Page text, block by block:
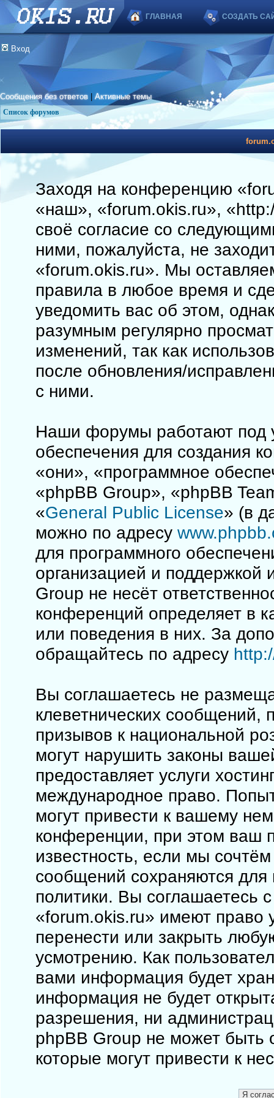
ГЛАВНАЯ СОЗДАТЬ
Вход
Сообщения без ответов |Активные темы
Список форумов
Заходя на конференцию
«наш», «forum.okis.ru»,
своё согласие со
ними, пожалуйста, не
«forum.okis.ru». Мы
правила в любое время и
уведомить вас об этом,
разумным регулярно
изменений, так как
после обновления/
с ними.
Наши форумы работают под
обеспечения для создания
«они», «программное
«phpBB Group», «phpBB
«General Public License» (в
можно по адресу
для программного
организацией и поддержкой
Group не несёт
конференций определяет в
или поведения в них. За
обращайтесь по адресу
Вы соглашаетесь не
клеветнических сообщений,
призывов к национальной
могут нарушить законы
предоставляет услуги
международное право.
могут привести к вашему
конференции, при этом ваш
известность, если мы
сообщений сохраняются для
политики. Вы соглашаетесь
«forum.okis.ru» имеют право
перенести или закрыть
усмотрению. Как
вами информация будет
информация не будет
разрешения, ни
phpBB Group не может быть
которые могут привести к